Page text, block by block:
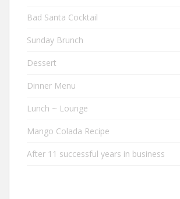
Bad Santa Cocktail
Sunday Brunch
Dessert
Dinner Menu
Lunch ~ Lounge
Mango Colada Recipe
After 11 successful years in business